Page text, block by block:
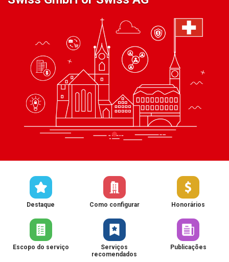
Destaque Como configurar Honorários
Escopo do serviço
Serviços
recomendados
Publicações